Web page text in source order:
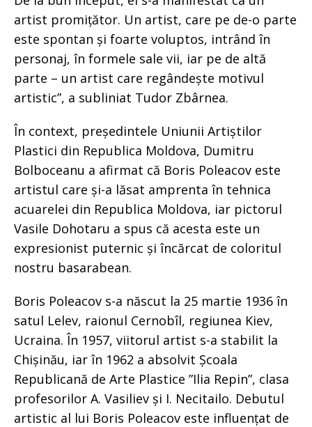
artist promițător. Un artist, care pe de-o parte
este spontan și foarte voluptos, intrând în
personaj, în formele sale vii, iar pe de altă
parte – un artist care regândește motivul
artistic”, a subliniat Tudor Zbârnea.
În context, președintele Uniunii Artiștilor
Plastici din Republica Moldova, Dumitru
Bolboceanu a afirmat că Boris Poleacov este
artistul care și-a lăsat amprenta în tehnica
acuarelei din Republica Moldova, iar pictorul
Vasile Dohotaru a spus că acesta este un
expresionist puternic și încărcat de coloritul
nostru basarabean.
Boris Poleacov s-a născut la 25 martie 1936 în
satul Lelev, raionul Cernobîl, regiunea Kiev,
Ucraina. În 1957, viitorul artist s-a stabilit la
Chișinău, iar în 1962 a absolvit Școala
Republicană de Arte Plastice ”Ilia Repin”, clasa
profesorilor A. Vasiliev și I. Necitailo. Debutul
artistic al lui Boris Poleacov este influențat de